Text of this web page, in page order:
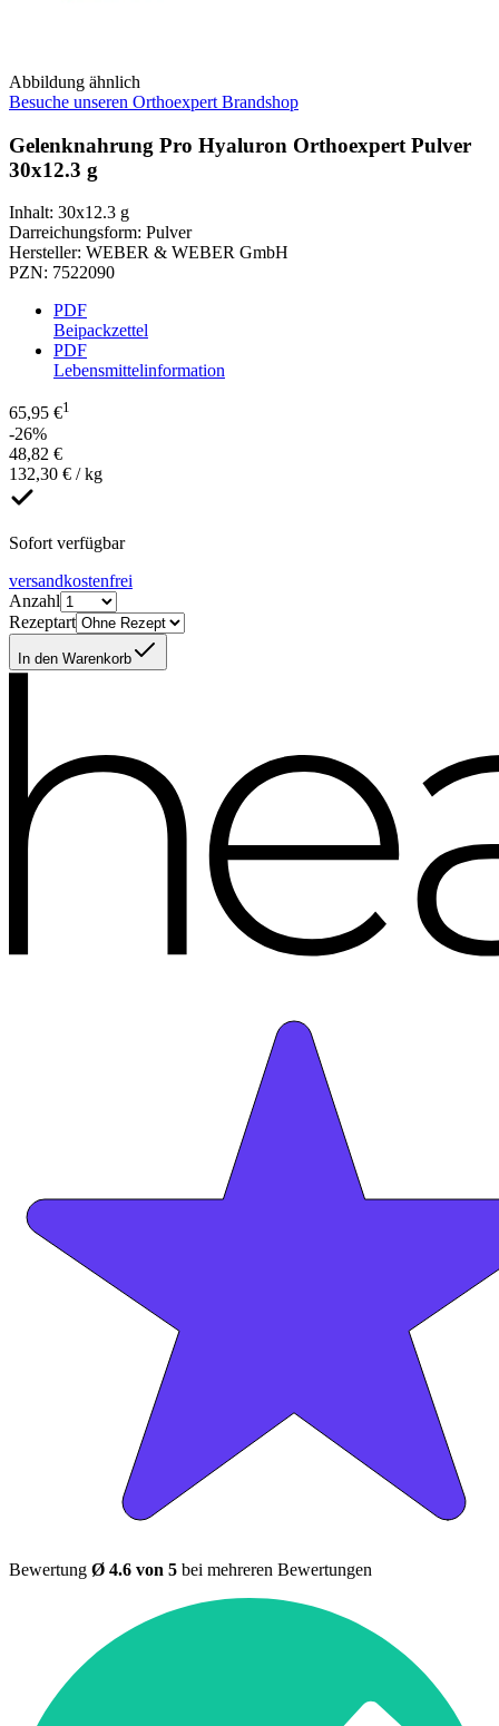
Abbildung ähnlich
Besuche unseren Orthoexpert Brandshop
Gelenknahrung Pro Hyaluron Orthoexpert Pulver
30x12.3 g
Inhalt: 30x12.3 g
Darreichungsform: Pulver
Hersteller: WEBER & WEBER GmbH
PZN: 7522090
PDF
Beipackzettel
PDF
Lebensmittelinformation
65,95 €1
-26%
48,82 €
132,30 € / kg
Sofort verfügbar
versandkostenfrei
Anzahl
Rezeptart
In den Warenkorb
Bewertung Ø 4.6 von 5 bei mehreren Bewertungen